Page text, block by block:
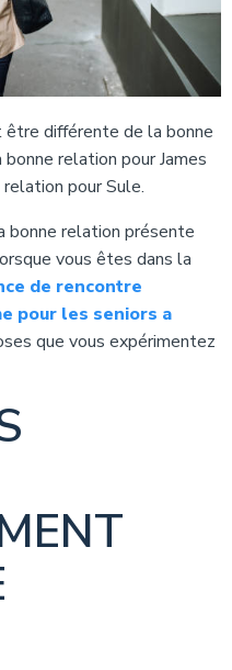
être différente de la bonne
relation pour James
pour Sule.
bonne relation présente
vous êtes dans la
de rencontre
pour les seniors a
que vous expérimentez